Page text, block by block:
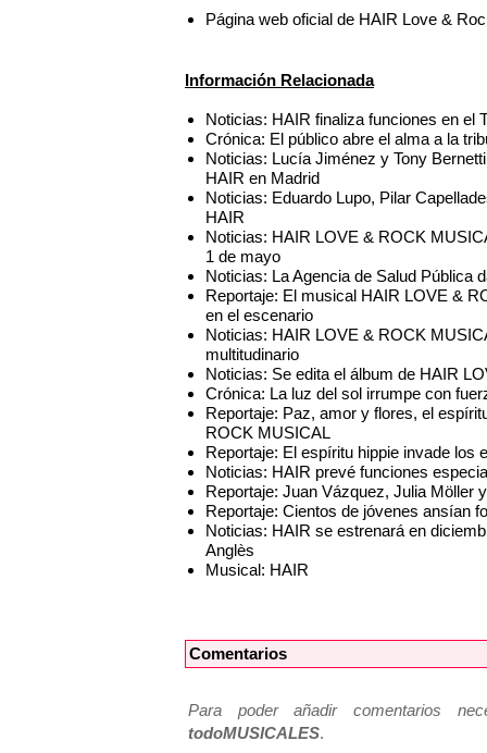
Página web oficial de HAIR Love &
Información Relacionada
Noticias: HAIR finaliza funciones en el
Crónica: El público abre el alma a la
Noticias: Lucía Jiménez y Tony
HAIR en Madrid
Noticias: Eduardo Lupo, Pilar
HAIR
Noticias: HAIR LOVE & ROCK
1 de mayo
Noticias: La Agencia de Salud Pública
Reportaje: El musical HAIR LOVE &
en el escenario
Noticias: HAIR LOVE & ROCK
multitudinario
Noticias: Se edita el álbum de HAIR
Crónica: La luz del sol irrumpe con
Reportaje: Paz, amor y flores, el
ROCK MUSICAL
Reportaje: El espíritu hippie invade los
Noticias: HAIR prevé funciones
Reportaje: Juan Vázquez, Julia Möller
Reportaje: Cientos de jóvenes ansían
Noticias: HAIR se estrenará en
Anglès
Musical: HAIR
Comentarios
Para poder añadir comentarios
todoMUSICALES.